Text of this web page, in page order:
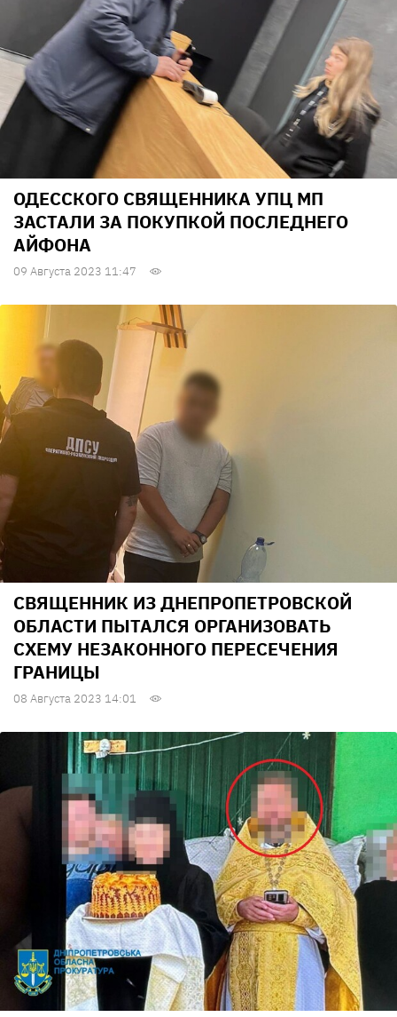
ОДЕССКОГО СВЯЩЕННИКА УПЦ МП
ЗАСТАЛИ ЗА ПОКУПКОЙ ПОСЛЕДНЕГО
АЙФОНА
09 Августа 2023 11:47
СВЯЩЕННИК ИЗ ДНЕПРОПЕТРОВСКОЙ
ОБЛАСТИ ПЫТАЛСЯ ОРГАНИЗОВАТЬ
СХЕМУ НЕЗАКОННОГО ПЕРЕСЕЧЕНИЯ
ГРАНИЦЫ
08 Августа 2023 14:01